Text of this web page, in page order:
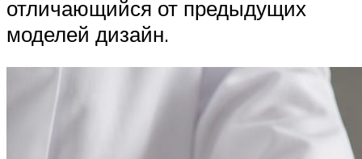
отличающийся от предыдущих
моделей дизайн.